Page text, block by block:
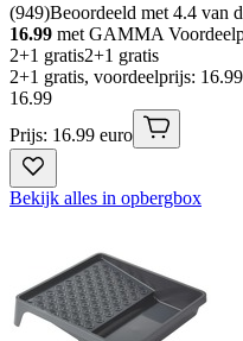
(949)Beoordeeld met 4.4 van
16.99 met GAMMA
2+1 gratis2+1 gratis
2+1 gratis, voordeelprijs:
16.99
Prijs: 16.99 euro
Bekijk alles in opbergbox